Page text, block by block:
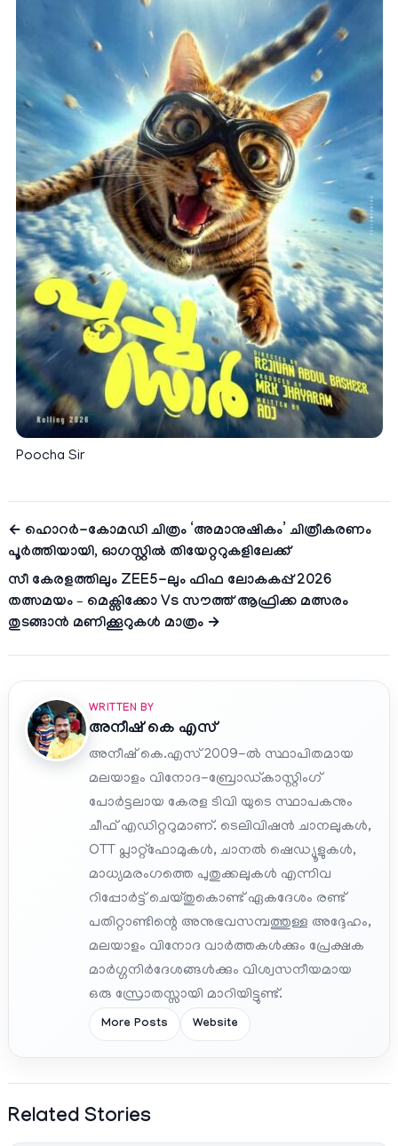
Poocha Sir
← ഹൊറർ-കോമഡി ചിത്രം ‘അമാനുഷികം’ ചിത്രീകരണം
പൂർത്തിയായി, ഓഗസ്റ്റിൽ തിയേറ്ററുകളിലേക്ക്
സീ കേരളത്തിലും ZEE5-ലും ഫിഫ ലോകകപ്പ് 2026
തത്സമയം – മെക്സിക്കോ Vs സൗത്ത് ആഫ്രിക്ക മത്സരം
തുടങ്ങാൻ മണിക്കൂറുകൾ മാത്രം →
WRITTEN BY
അനീഷ്‌ കെ എസ്
അനീഷ് കെ.എസ് 2009-ൽ സ്ഥാപിതമായ
മലയാളം വിനോദ-ബ്രോഡ്കാസ്റ്റിംഗ്
പോർട്ടലായ കേരള ടിവി യുടെ സ്ഥാപകനും
ചീഫ് എഡിറ്ററുമാണ്. ടെലിവിഷൻ ചാനലുകൾ,
OTT പ്ലാറ്റ്‌ഫോമുകൾ, ചാനൽ ഷെഡ്യൂളുകൾ,
മാധ്യമരംഗത്തെ പുതുക്കലുകൾ എന്നിവ
റിപ്പോർട്ട് ചെയ്തുകൊണ്ട് ഏകദേശം രണ്ട്
പതിറ്റാണ്ടിന്റെ അനുഭവസമ്പത്തുള്ള അദ്ദേഹം,
മലയാളം വിനോദ വാർത്തകൾക്കും പ്രേക്ഷക
മാർഗ്ഗനിർദേശങ്ങൾക്കും വിശ്വസനീയമായ
ഒരു സ്രോതസ്സായി മാറിയിട്ടുണ്ട്.
More Posts Website
Related Stories